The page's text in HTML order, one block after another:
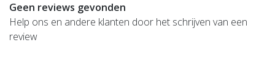
Geen reviews gevonden
Help ons en andere klanten door het schrijven van een
review